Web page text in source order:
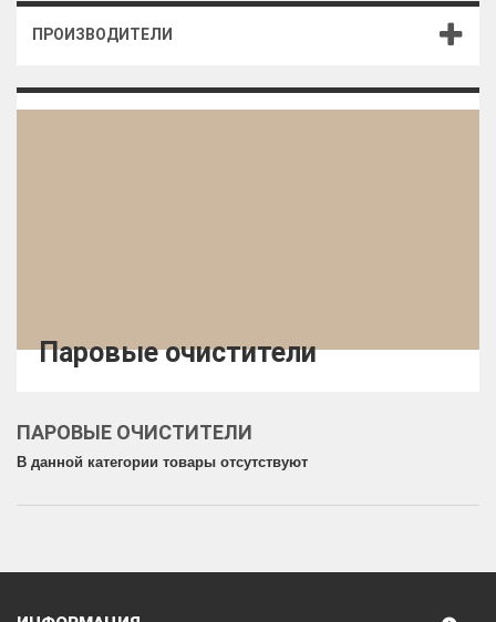
ПРОИЗВОДИТЕЛИ
Паровые очистители
ПАРОВЫЕ ОЧИСТИТЕЛИ
В данной категории товары отсутствуют